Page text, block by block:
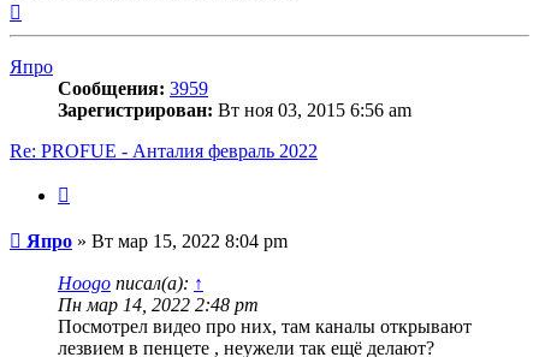
Япро
Сообщения: 3959
Зарегистрирован: Вт ноя 03, 2015 6:56 am
Re: PROFUE - Анталия февраль 2022
Сообщение
Япро » Вт мар 15, 2022 8:04 pm
Hoogo писал(а): ↑
Пн мар 14, 2022 2:48 pm
Посмотрел видео про них, там каналы открывают
лезвием в пенцете , неужели так ещё делают?